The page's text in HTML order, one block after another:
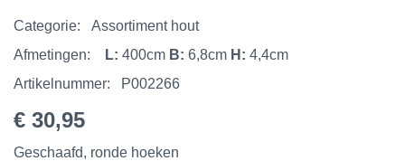
Categorie:
Assortiment hout
Afmetingen:
L: 400cm B: 6,8cm H: 4,4cm
Artikelnummer:
P002266
€ 30,95
Geschaafd, ronde hoeken